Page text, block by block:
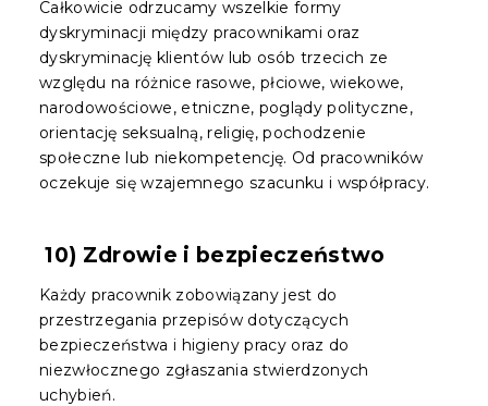
Całkowicie odrzucamy wszelkie formy
dyskryminacji między pracownikami oraz
dyskryminację klientów lub osób trzecich ze
względu na różnice rasowe, płciowe, wiekowe,
narodowościowe, etniczne, poglądy polityczne,
orientację seksualną, religię, pochodzenie
społeczne lub niekompetencję. Od pracowników
oczekuje się wzajemnego szacunku i współpracy.
10) Zdrowie i bezpieczeństwo
Każdy pracownik zobowiązany jest do
przestrzegania przepisów dotyczących
bezpieczeństwa i higieny pracy oraz do
niezwłocznego zgłaszania stwierdzonych
uchybień.